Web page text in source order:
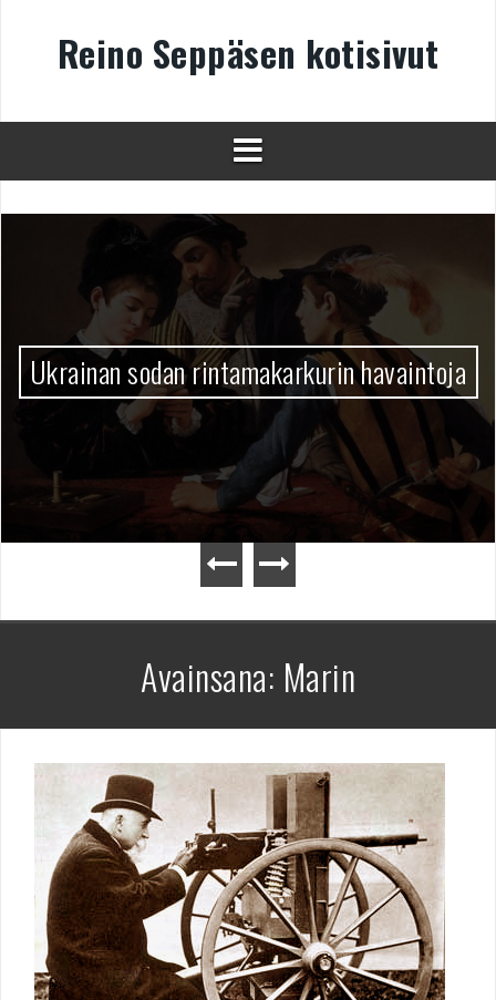
Reino Seppäsen kotisivut
Ukrainan sodan rintamakarkurin havaintoja
Avainsana: Marin